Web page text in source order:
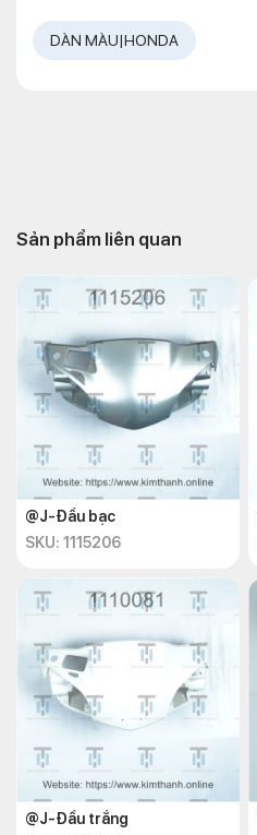
DÀN MÀU|HONDA
Sản phẩm liên quan
@J-Đầu bạc
SKU: 1115206
@J-Đầu trắng